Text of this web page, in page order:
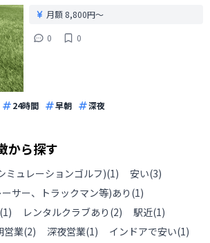
月額 8,800円〜
0
0
24時間 早朝 深夜
から探す
ミュレーションゴルフ)(1) 安い(3)
サー、トラックマン等)あり (1)
(1) レンタルクラブあり (2) 駅近(1)
営業(2) 深夜営業(1) インドアで安い(1)